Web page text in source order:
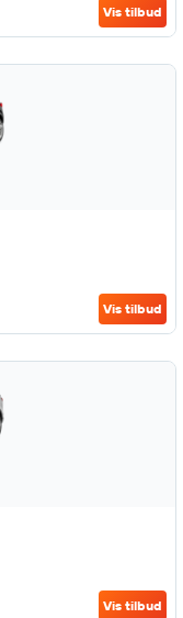
Vis tilbud
Vis tilbud
Vis tilbud